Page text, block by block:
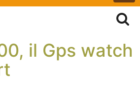
il Gps watch